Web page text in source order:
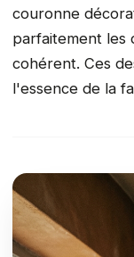
couronne
parfaitement les
cohérent. Ces
l'essence de la